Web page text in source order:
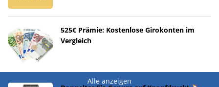
525€ Prämie: Kostenlose Girokonten im
Vergleich
Alle anzeigen